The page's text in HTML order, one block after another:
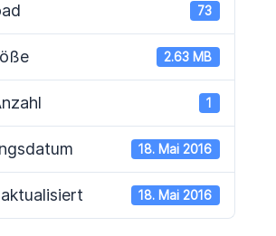
73
2.63 MB
1
18. Mai 2016
18. Mai 2016